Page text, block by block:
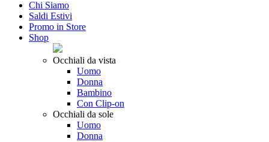
Chi Siamo
Saldi Estivi
Promo in Store
Shop
Occhiali da vista
Uomo
Donna
Bambino
Con Clip-on
Occhiali da sole
Uomo
Donna